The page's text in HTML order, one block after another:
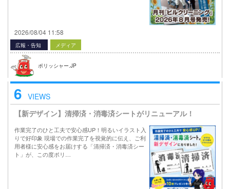
2026/08/04 11:58
広報・告知 メディア
ポリッシャー.JP
6 VIEWS
【新デザイン】清掃済・消毒済シートがリニューアル！
作業完了のひと工夫で安心感UP！明るいイラスト入
りで好印象 現場での作業完了を視覚的に伝え、ご利
用者様に安心感をお届けする「清掃済・消毒済シー
ト」が、この度ポリ…